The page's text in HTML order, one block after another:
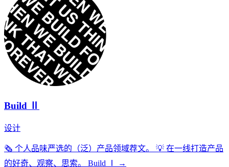
Build Ⅱ
设计
🗞 个人品味严选的（泛）产品领域荐文。 💡 在一线打造产品
的好奇、观察、思索。 Build Ⅰ →